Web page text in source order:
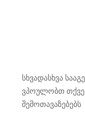
სხვადასხვა
ვპოულობთ
შემოთავაზებებს